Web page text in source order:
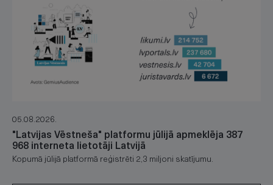
05.08.2026.
"Latvijas Vēstneša" platformu jūlijā apmeklēja 387
968 interneta lietotāji Latvijā
Kopumā jūlijā platformā reģistrēti 2,3 miljoni skatījumu.